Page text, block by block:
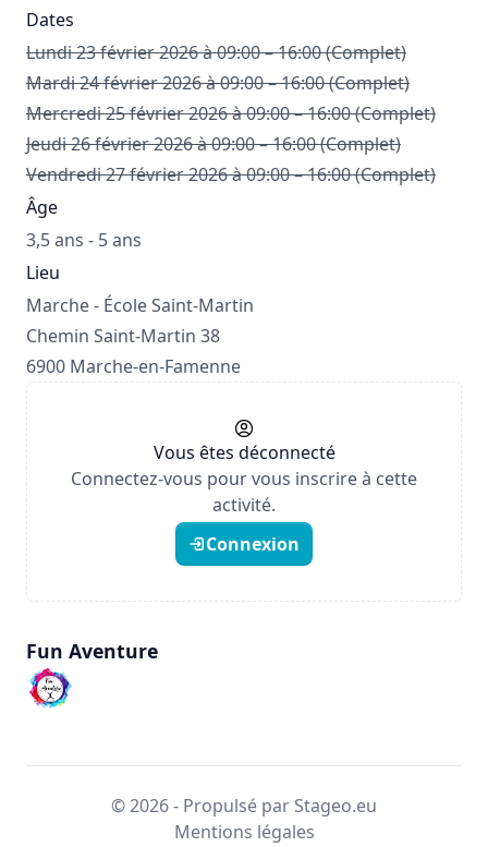
Dates
Lundi 23 février 2026 à 09:00 – 16:00 (Complet)
Mardi 24 février 2026 à 09:00 – 16:00 (Complet)
Mercredi 25 février 2026 à 09:00 – 16:00 (Complet)
Jeudi 26 février 2026 à 09:00 – 16:00 (Complet)
Vendredi 27 février 2026 à 09:00 – 16:00 (Complet)
Âge
3,5 ans - 5 ans
Lieu
Marche - École Saint-Martin
Chemin Saint-Martin 38
6900 Marche-en-Famenne
Vous êtes déconnecté
Connectez-vous pour vous inscrire à cette
activité.
Connexion
Fun Aventure
© 2026 - Propulsé par Stageo.eu
Mentions légales